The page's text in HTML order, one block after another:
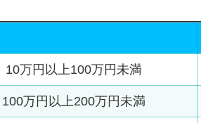
10万円以上100万円未満
100万円以上200万円未満